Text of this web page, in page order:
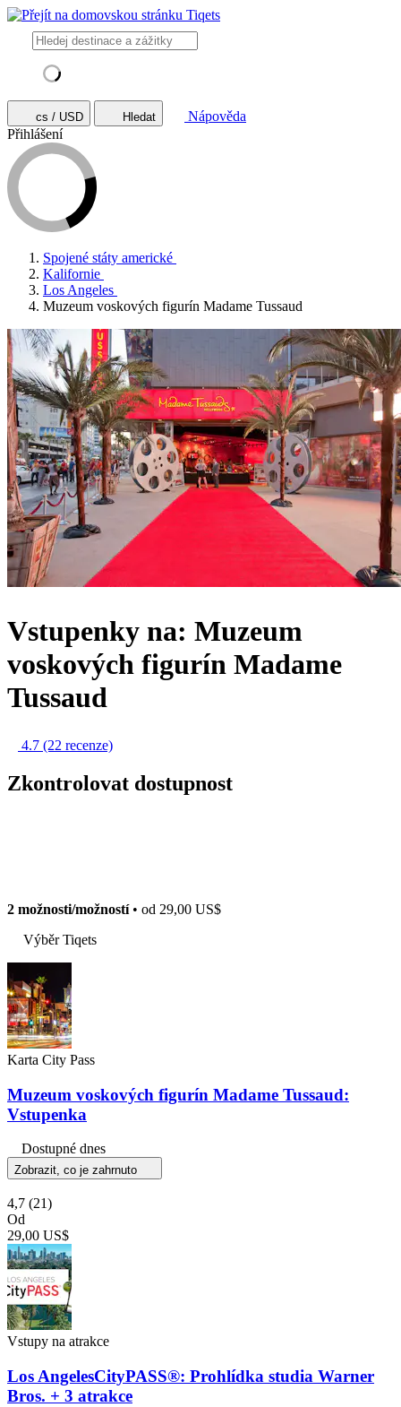
cs / USD Hledat
Nápověda
Přihlášení
Spojené státy americké
Kalifornie
Los Angeles
Muzeum voskových figurín Madame Tussaud
Vstupenky na: Muzeum
voskových figurín Madame
Tussaud
4.7 (22 recenze)
Zkontrolovat dostupnost
2 možnosti/možností• od 29,00 US$
Výběr Tiqets
Karta City Pass
Muzeum voskových figurín Madame Tussaud:
Vstupenka
Dostupné dnes
Zobrazit, co je zahrnuto
4,7 (21)
Od
29,00 US$
Vstupy na atrakce
Los AngelesCityPASS®: Prohlídka studia Warner
Bros. + 3 atrakce